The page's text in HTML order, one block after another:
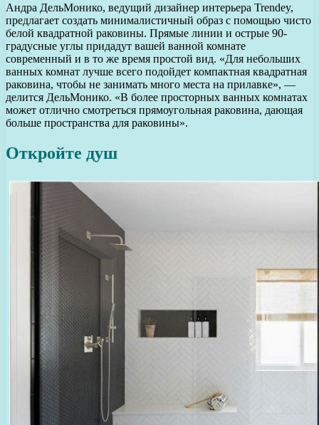
Андра ДельМонико, ведущий дизайнер интерьера Trendey,
предлагает создать минималистичный образ с помощью чисто
белой квадратной раковины. Прямые линии и острые 90-
градусные углы придадут вашей ванной комнате
современный и в то же время простой вид. «Для небольших
ванных комнат лучше всего подойдет компактная квадратная
раковина, чтобы не занимать много места на прилавке», —
делится ДельМонико. «В более просторных ванных комнатах
может отлично смотреться прямоугольная раковина, дающая
больше пространства для раковины».
Откройте душ